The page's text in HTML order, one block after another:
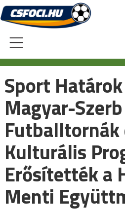
Skip
to
content
Sport
Magyar-Szerb
Futballtornák
Kulturális
Erősítették a
Menti